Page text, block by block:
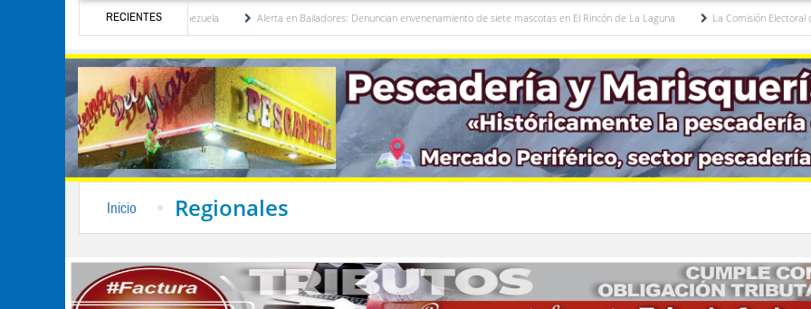
RECIENTES
de Venezuela Alerta en Bailadores: Denuncian envenenamiento de siete mascotas en El Rincón de La Laguna La Comisión Electoral del Colegio de
Inicio Regionales